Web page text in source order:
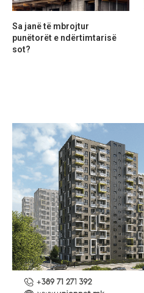
Sa janë të mbrojtur
punëtorët e ndërtimtarisë
sot?